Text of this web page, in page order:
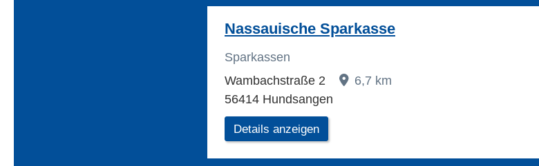
Nassauische Sparkasse
Sparkassen
Wambachstraße 2
6,7 km
56414 Hundsangen
Details anzeigen